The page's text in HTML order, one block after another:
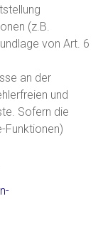
(z.B.
von Art. 6
an der
und
Sofern die
Funktionen)